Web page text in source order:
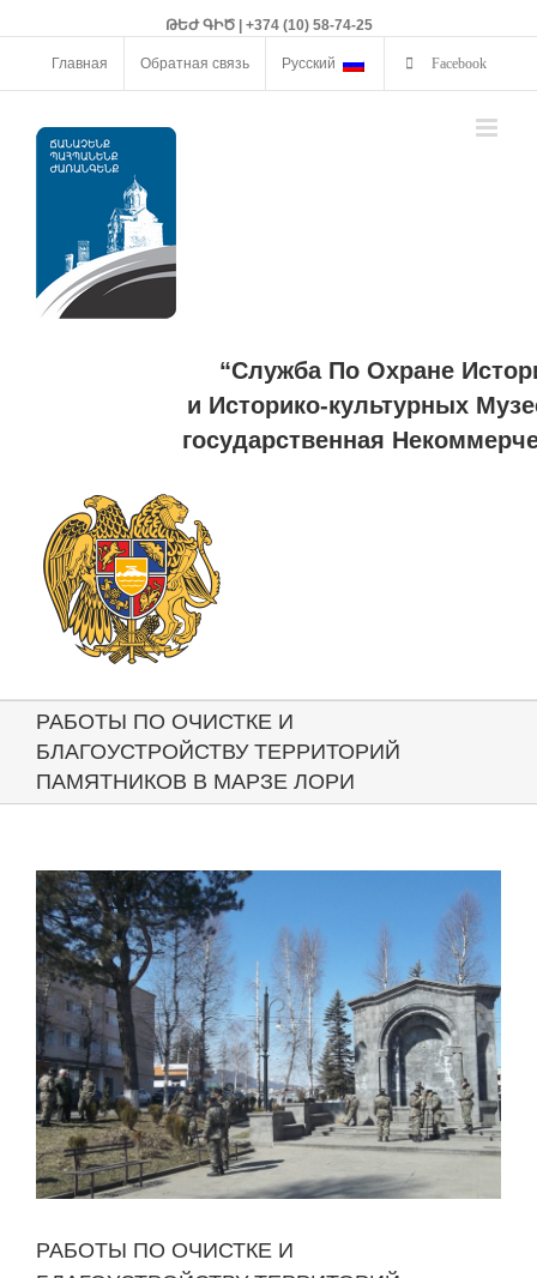
ԹԵԺ ԳԻԾ | +374 (10) 58-74-25
Главная Обратная связь Русский Facebook
“Служба По Охране
и Историко-культурных
государственная
РАБОТЫ ПО ОЧИСТКЕ И
БЛАГОУСТРОЙСТВУ ТЕРРИТОРИЙ
ПАМЯТНИКОВ В МАРЗЕ ЛОРИ
View
Larger
Image
РАБОТЫ ПО ОЧИСТКЕ И